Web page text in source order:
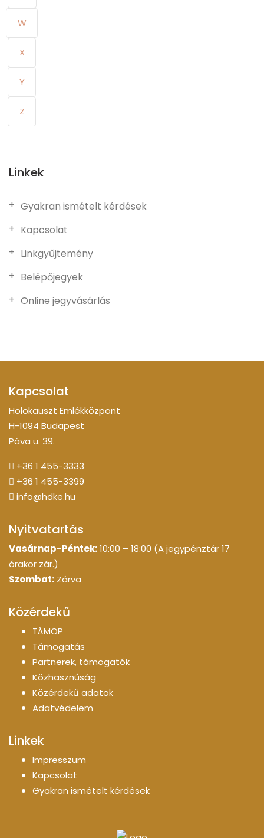
W
X
Y
Z
Linkek
Gyakran ismételt kérdések
Kapcsolat
Linkgyűjtemény
Belépőjegyek
Online jegyvásárlás
Kapcsolat
Holokauszt Emlékközpont
H-1094 Budapest
Páva u. 39.
+36 1 455-3333
+36 1 455-3399
info@hdke.hu
Nyitvatartás
Vasárnap-Péntek:10:00 – 18:00 (A jegypénztár 17
órakor zár.)
Szombat: Zárva
Közérdekű
TÁMOP
Támogatás
Partnerek, támogatók
Közhasznúság
Közérdekű adatok
Adatvédelem
Linkek
Impresszum
Kapcsolat
Gyakran ismételt kérdések